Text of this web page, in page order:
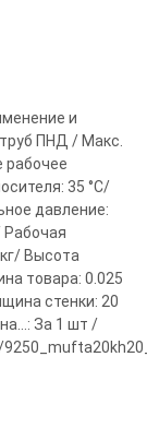
и
ПНД / Макс.
рабочее
35 °С/
давление:
Рабочая
Высота
товара: 0.025
стенки: 20
За 1 шт /